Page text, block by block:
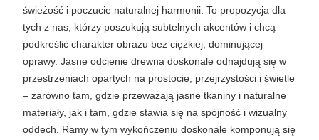
świeżość i poczucie naturalnej harmonii. To propozycja dla
tych z nas, którzy poszukują subtelnych akcentów i chcą
podkreślić charakter obrazu bez ciężkiej, dominującej
oprawy. Jasne odcienie drewna doskonale odnajdują się w
przestrzeniach opartych na prostocie, przejrzystości i świetle
– zarówno tam, gdzie przeważają jasne tkaniny i naturalne
materiały, jak i tam, gdzie stawia się na spójność i wizualny
oddech. Ramy w tym wykończeniu doskonale komponują się